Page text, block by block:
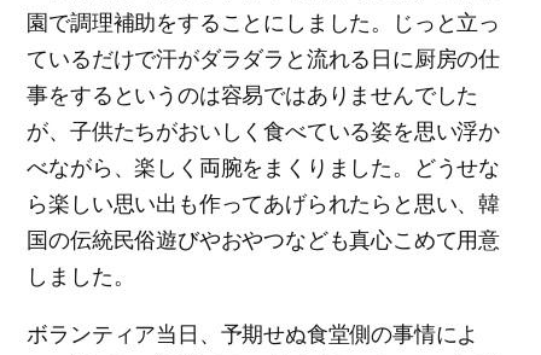
園で調理補助をすることにしました。じっと立っ
ているだけで汗がダラダラと流れる日に厨房の仕
事をするというのは容易ではありませんでした
が、子供たちがおいしく食べている姿を思い浮か
べながら、楽しく両腕をまくりました。どうせな
ら楽しい思い出も作ってあげられたらと思い、韓
国の伝統民俗遊びやおやつなども真心こめて用意
しました。
ボランティア当日、予期せぬ食堂側の事情によ